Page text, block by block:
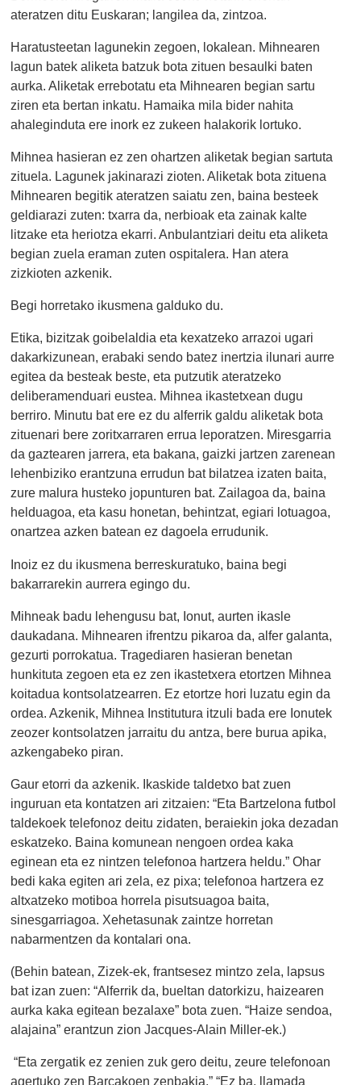
ateratzen ditu Euskaran; langilea da, zintzoa.
Haratusteetan lagunekin zegoen, lokalean. Mihnearen
lagun batek aliketa batzuk bota zituen besaulki baten
aurka. Aliketak errebotatu eta Mihnearen begian sartu
ziren eta bertan inkatu. Hamaika mila bider nahita
ahaleginduta ere inork ez zukeen halakorik lortuko.
Mihnea hasieran ez zen ohartzen aliketak begian sartuta
zituela. Lagunek jakinarazi zioten. Aliketak bota zituena
Mihnearen begitik ateratzen saiatu zen, baina besteek
geldiarazi zuten: txarra da, nerbioak eta zainak kalte
litzake eta heriotza ekarri. Anbulantziari deitu eta aliketa
begian zuela eraman zuten ospitalera. Han atera
zizkioten azkenik.
Begi horretako ikusmena galduko du.
Etika, bizitzak goibelaldia eta kexatzeko arrazoi ugari
dakarkizunean, erabaki sendo batez inertzia ilunari aurre
egitea da besteak beste, eta putzutik ateratzeko
deliberamenduari eustea. Mihnea ikastetxean dugu
berriro. Minutu bat ere ez du alferrik galdu aliketak bota
zituenari bere zoritxarraren errua leporatzen. Miresgarria
da gaztearen jarrera, eta bakana, gaizki jartzen zarenean
lehenbiziko erantzuna errudun bat bilatzea izaten baita,
zure malura husteko jopunturen bat. Zailagoa da, baina
helduagoa, eta kasu honetan, behintzat, egiari lotuagoa,
onartzea azken batean ez dagoela errudunik.
Inoiz ez du ikusmena berreskuratuko, baina begi
bakarrarekin aurrera egingo du.
Mihneak badu lehengusu bat, Ionut, aurten ikasle
daukadana. Mihnearen ifrentzu pikaroa da, alfer galanta,
gezurti porrokatua. Tragediaren hasieran benetan
hunkituta zegoen eta ez zen ikastetxera etortzen Mihnea
koitadua kontsolatzearren. Ez etortze hori luzatu egin da
ordea. Azkenik, Mihnea Institutura itzuli bada ere Ionutek
zeozer kontsolatzen jarraitu du antza, bere burua apika,
azkengabeko piran.
Gaur etorri da azkenik. Ikaskide taldetxo bat zuen
inguruan eta kontatzen ari zitzaien: “Eta Bartzelona futbol
taldekoek telefonoz deitu zidaten, beraiekin joka dezadan
eskatzeko. Baina komunean nengoen ordea kaka
eginean eta ez nintzen telefonoa hartzera heldu.” Ohar
bedi kaka egiten ari zela, ez pixa; telefonoa hartzera ez
altxatzeko motiboa horrela pisutsuagoa baita,
sinesgarriagoa. Xehetasunak zaintze horretan
nabarmentzen da kontalari ona.
(Behin batean, Zizek-ek, frantsesez mintzo zela, lapsus
bat izan zuen: “Alferrik da, bueltan datorkizu, haizearen
aurka kaka egitean bezalaxe” bota zuen. “Haize sendoa,
alajaina” erantzun zion Jacques-Alain Miller-ek.)
“Eta zergatik ez zenien zuk gero deitu, zeure telefonoan
agertuko zen Barçakoen zenbakia.” “Ez ba, llamada